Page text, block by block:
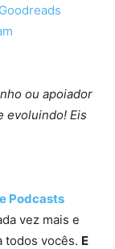
Goodreads
ou apoiador
evoluindo! Eis
Podcasts
vez mais e
todos vocês. E